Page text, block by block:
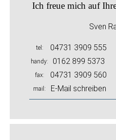
Ich freue mich auf
Sven
tel 04731 3909 555
handy 0162 899 5373
fax 04731 3909 560
mail E-Mail schreiben